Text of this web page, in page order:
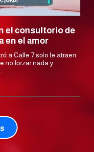
el consultorio de
en el amor
a Calle 7 solo le atraen
no forzar nada y